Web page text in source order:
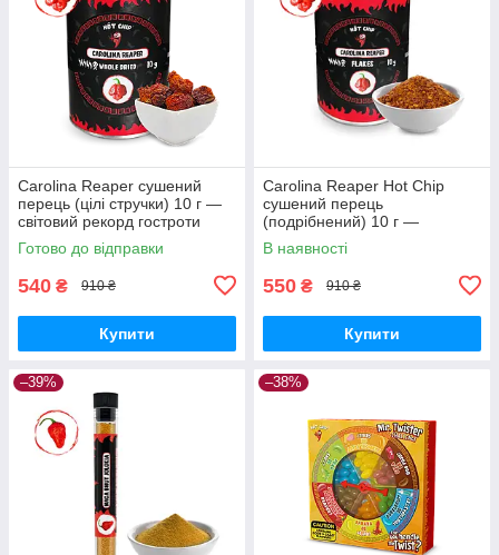
Carolina Reaper сушений
перець (цілі стручки) 10 г —
світовий рекорд гостроти
Готово до відправки
540 ₴ 910 ₴
Купити
Carolina Reaper Hot Chip
сушений перець
(подрібнений) 10 г —
світовий рекорд гостроти
В наявності
550 ₴ 910 ₴
Купити
–39% –38%